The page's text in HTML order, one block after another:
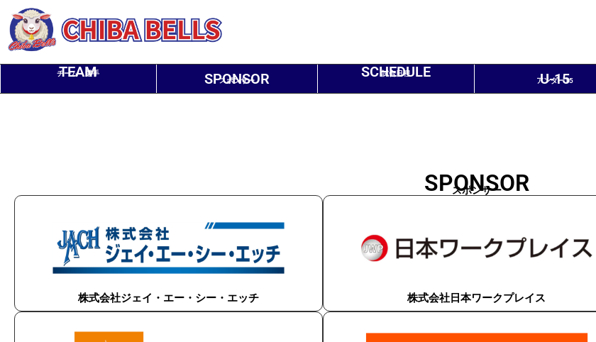
TEAM
チーム・選手 SPONSOR
スポンサー
SCHEDULE
試合日程 U-15
アンダー15
SPONSOR
スポンサー
株式会社ジェイ・エー・シー・エッチ 株式会社日本ワークプレイス